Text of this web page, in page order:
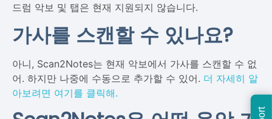
드럼 악보 및 탭은 현재 지원되지 않습니다.
가사를 스캔할 수 있나요?
아니, Scan2Notes는 현재 악보에서 가사를 스캔할 수 없
어. 하지만 나중에 수동으로 추가할 수 있어. 더 자세히 알
아보려면 여기를 클릭해.